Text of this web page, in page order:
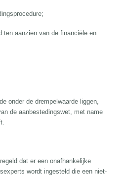
ten aanzien van de financiële en
onder de drempelwaarde liggen,
de aanbestedingswet, met name
dat er een onafhankelijke
wordt ingesteld die een niet-